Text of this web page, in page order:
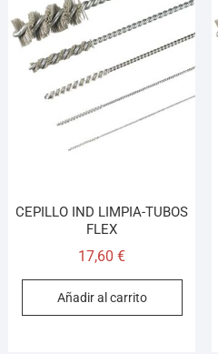
CEPILLO IND LIMPIA-TUBOS
FLEX
17,60€
Añadir al carrito